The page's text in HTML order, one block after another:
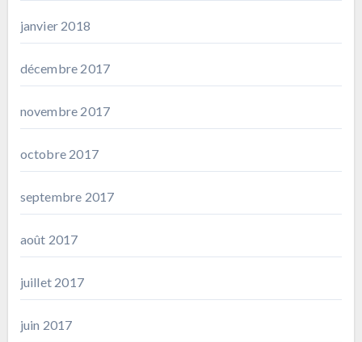
janvier 2018
décembre 2017
novembre 2017
octobre 2017
septembre 2017
août 2017
juillet 2017
juin 2017